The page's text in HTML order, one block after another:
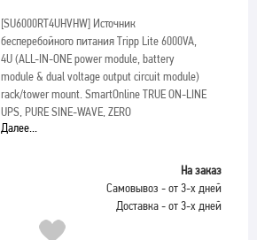
[SU6000RT4UHVHW]Источник
бесперебойного питания Tripp Lite 6000VA,
4U (ALL-IN-ONE power module, battery
module & dual voltage output circuit module)
rack/tower mount. SmartOnline TRUE ON-LINE
UPS, PURE SINE-WAVE, ZERO
Далее...
На заказ
Самовывоз - от 3-х дней
Доставка - от 3-х дней